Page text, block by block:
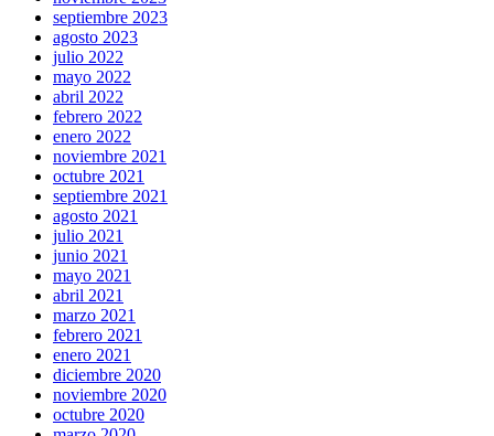
septiembre 2023
agosto 2023
julio 2022
mayo 2022
abril 2022
febrero 2022
enero 2022
noviembre 2021
octubre 2021
septiembre 2021
agosto 2021
julio 2021
junio 2021
mayo 2021
abril 2021
marzo 2021
febrero 2021
enero 2021
diciembre 2020
noviembre 2020
octubre 2020